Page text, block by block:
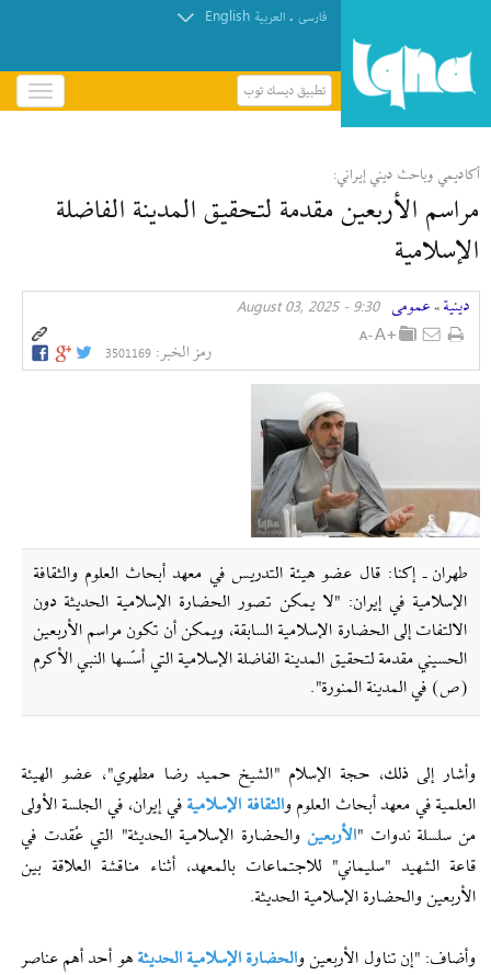
فارسی . العربیة English
تطبيق ديسك توب
باز
و
أكاديمي وباحث ديني إیراني:
مراسم الأربعين مقدمة لتحقيق المدينة الفاضلة
الإسلامية
دينية » عمومی 9:30 - August 03, 2025
رمز الخبر: 3501169
طهران ـ إکنا: قال عضو هيئة التدريس في معهد أبحاث العلوم والثقافة
الإسلامية في إیران: "لا يمكن تصور الحضارة الإسلامية الحديثة دون
الالتفات إلى الحضارة الإسلامية السابقة، ويمكن أن تكون مراسم الأربعين
الحسيني مقدمة لتحقيق المدينة الفاضلة الإسلامية التي أسّسها النبي الأكرم
(ص) في المدينة المنورة".
وأشار إلى ذلك، حجة الإسلام "الشیخ حميد رضا مطهري"، عضو الهيئة
العلمية في معهد أبحاث العلوم والثقافة الإسلامية في إیران، في الجلسة الأولى
من سلسلة ندوات "الأربعينوالحضارة الإسلامية الحديثة" التي عُقدت في
قاعة الشهيد "سليماني" للاجتماعات بالمعهد، أثناء مناقشة العلاقة بين
الأربعين والحضارة الإسلامية الحديثة.
وأضاف: "إن تناول الأربعين والحضارة الإسلامية الحديثة هو أحد أهم عناصر